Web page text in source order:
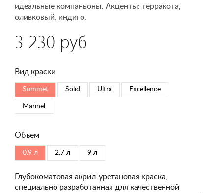
идеальные компаньоны. Акценты: терракота,
оливковый, индиго.
3 230 руб
Вид краски
Sommet Solid Ultra Excellence
Marinel
Объём
0.9 л 2.7 л 9 л
Глубокоматовая акрил-уретановая краска,
специально разработанная для качественной